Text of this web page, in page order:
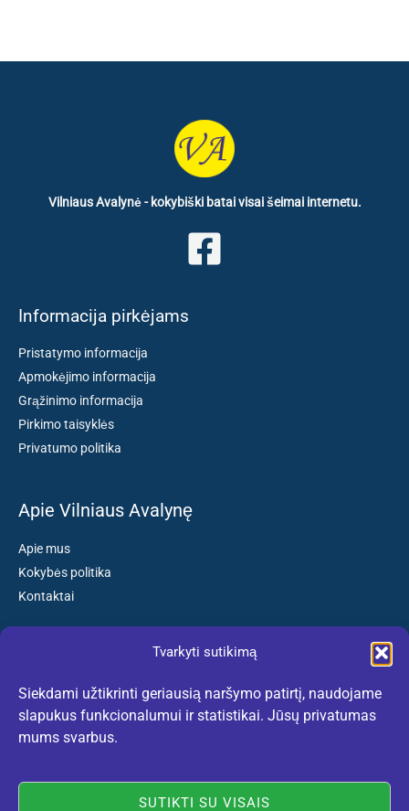
Tvarkyti sutikimą
Siekdami užtikrinti geriausią naršymo patirtį, naudojame
slapukus funkcionalumui ir statistikai. Jūsų privatumas
mums svarbus.
SUTIKTI SU VISAIS
Vilniaus Avalynė - kokybiški batai visai šeimai internetu.
Informacija pirkėjams
Pristatymo informacija
Apmokėjimo informacija
Grąžinimo informacija
Pirkimo taisyklės
Privatumo politika
Apie Vilniaus Avalynę
Apie mus
Kokybės politika
Kontaktai
El. paštas: kokybiskibatai@gmail.com
Tel. +370 659 77132